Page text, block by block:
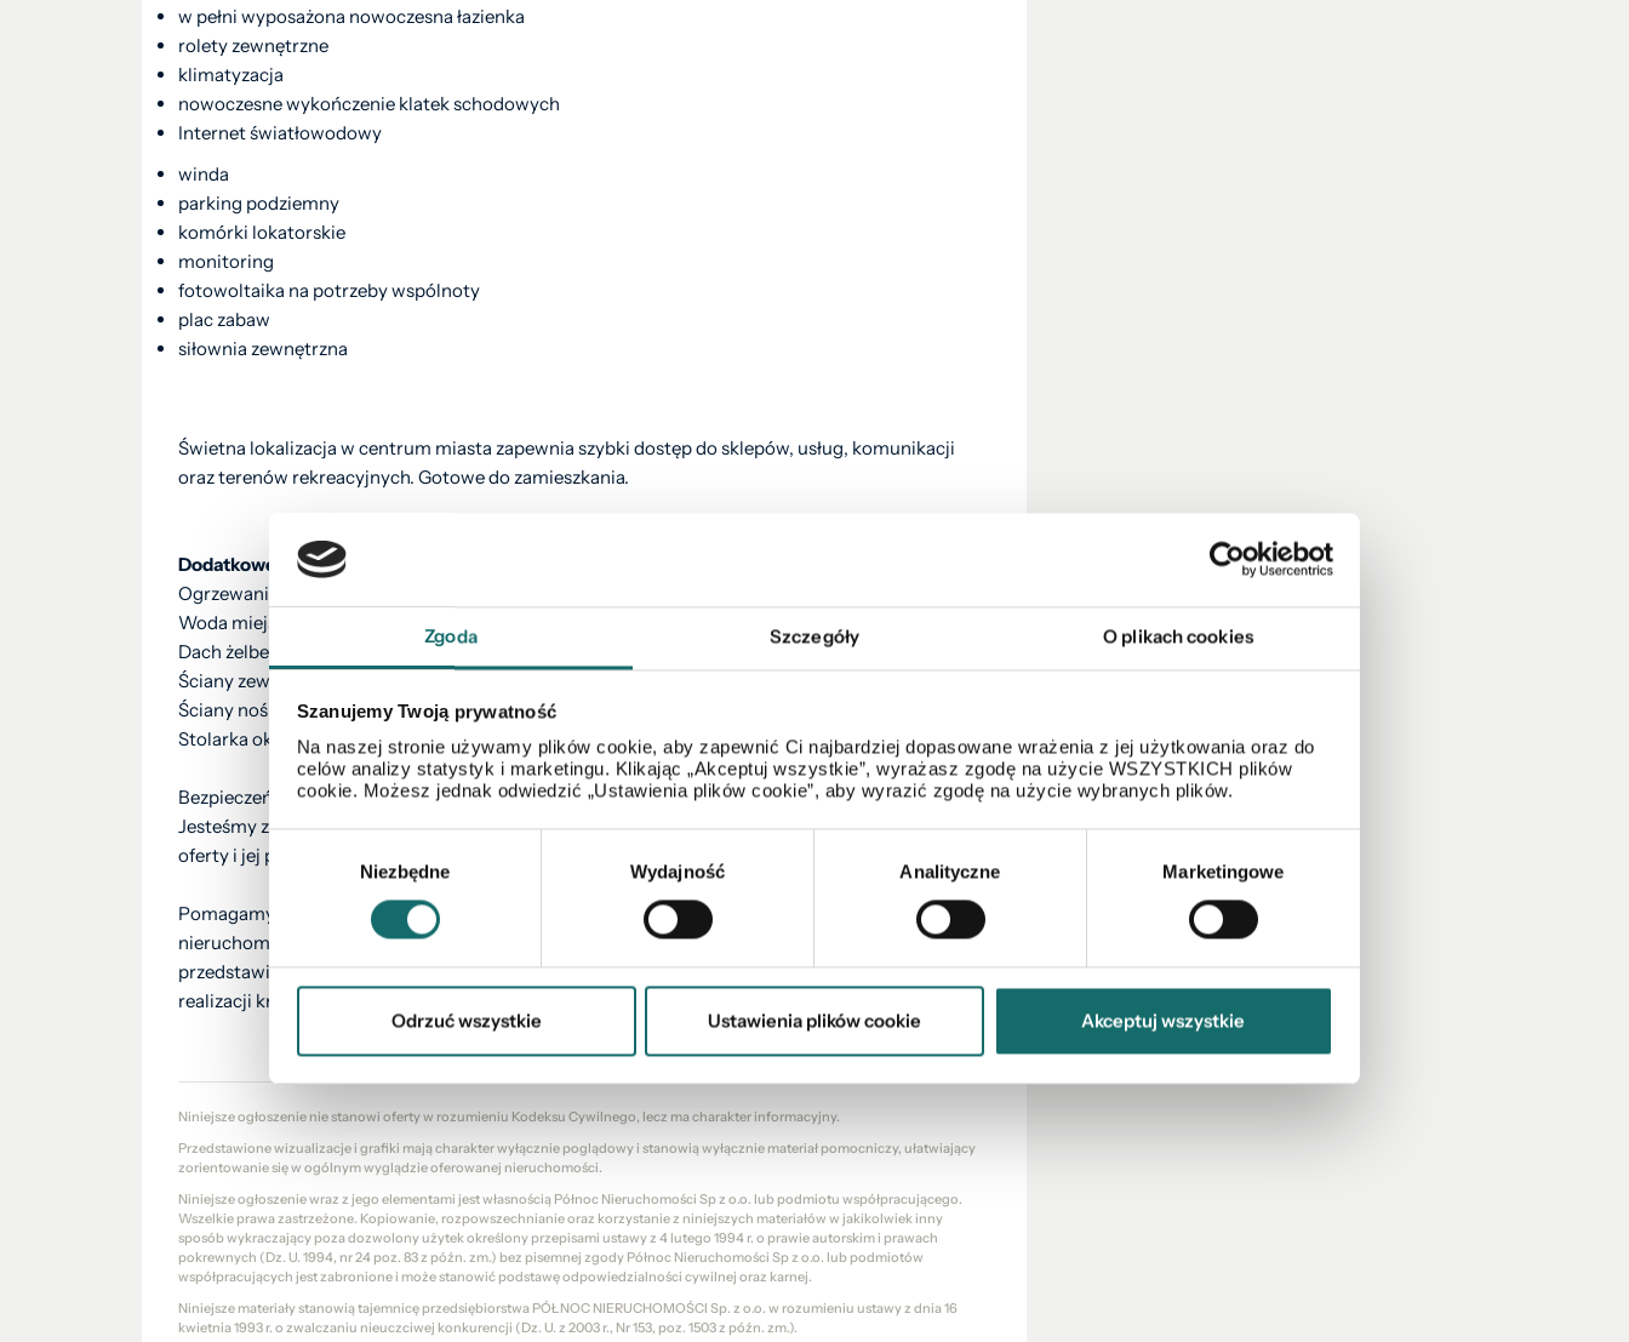
Zgoda Szczegóły O plikach cookies
Szanujemy Twoją prywatność
Na naszej stronie używamy plików cookie, aby zapewnić Ci najbardziej dopasowane wrażenia z jej użytkowania oraz do
celów analizy statystyk i marketingu. Klikając „Akceptuj wszystkie”, wyrażasz zgodę na użycie WSZYSTKICH plików
cookie. Możesz jednak odwiedzić „Ustawienia plików cookie”, aby wyrazić zgodę na użycie wybranych plików.
Niezbędne Wydajność Analityczne Marketingowe
Odrzuć wszystkie Ustawienia plików cookie Akceptuj wszystkie
w pełni wyposażona nowoczesna łazienka
rolety zewnętrzne
klimatyzacja
nowoczesne wykończenie klatek schodowych
Internet światłowodowy
winda
parking podziemny
komórki lokatorskie
monitoring
fotowoltaika na potrzeby wspólnoty
plac zabaw
siłownia zewnętrzna
Świetna lokalizacja w centrum miasta zapewnia szybki dostęp do sklepów, usług, komunikacji
oraz terenów rekreacyjnych. Gotowe do zamieszkania.
Dodatkowe informacje
Ogrzewanie miejskie- GPEC.
Woda miejska
Dach żelbetowy docieplony styropianem
Ściany zewnętrzne - żelbetowe / murowane z pustaków silikatowych
Ściany nośne murowane z pustaków silikatowych
Stolarka okienna - PCV - szklenie trójszybowe
Bezpieczeństwo transakcji chronione polisą OC.
Jesteśmy z Państwem na każdym etapie procesu zakupu nieruchomości począwszy od wyboru
oferty i jej prezentacji po finalizację transakcji i przekazanie nieruchomości nowym właścicielom.
Pomagamy we wszelkich formalnościach związanych z uzyskaniem kredytu na zakup
nieruchomości. Nasi doradcy kredytowi bezpłatnie sprawdzą Państwa zdolność kredytową -
przedstawią najkorzystniejszą propozycję spośród banków i sprawnie przeprowadzą przez proces
realizacji kredytu.
Niniejsze ogłoszenie nie stanowi oferty w rozumieniu Kodeksu Cywilnego, lecz ma charakter informacyjny.
Przedstawione wizualizacje i grafiki mają charakter wyłącznie poglądowy i stanowią wyłącznie materiał pomocniczy, ułatwiający
zorientowanie się w ogólnym wyglądzie oferowanej nieruchomości.
Niniejsze ogłoszenie wraz z jego elementami jest własnością Północ Nieruchomości Sp z o.o. lub podmiotu współpracującego.
Wszelkie prawa zastrzeżone. Kopiowanie, rozpowszechnianie oraz korzystanie z niniejszych materiałów w jakikolwiek inny
sposób wykraczający poza dozwolony użytek określony przepisami ustawy z 4 lutego 1994 r. o prawie autorskim i prawach
pokrewnych (Dz. U. 1994, nr 24 poz. 83 z późn. zm.) bez pisemnej zgody Północ Nieruchomości Sp z o.o. lub podmiotów
współpracujących jest zabronione i może stanowić podstawę odpowiedzialności cywilnej oraz karnej.
Niniejsze materiały stanowią tajemnicę przedsiębiorstwa PÓŁNOC NIERUCHOMOŚCI Sp. z o.o. w rozumieniu ustawy z dnia 16
kwietnia 1993 r. o zwalczaniu nieuczciwej konkurencji (Dz. U. z 2003 r., Nr 153, poz. 1503 z późn. zm.).